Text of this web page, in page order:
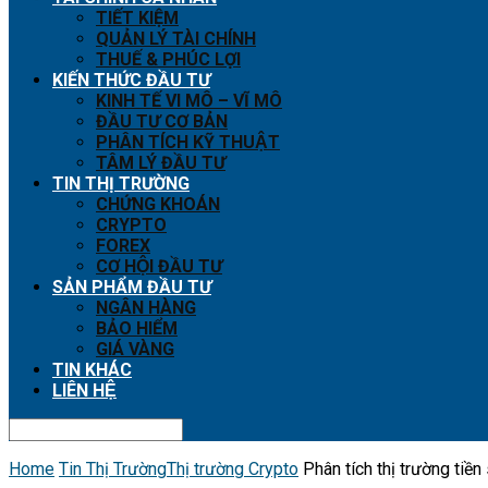
TIẾT KIỆM
QUẢN LÝ TÀI CHÍNH
THUẾ & PHÚC LỢI
KIẾN THỨC ĐẦU TƯ
KINH TẾ VI MÔ – VĨ MÔ
ĐẦU TƯ CƠ BẢN
PHÂN TÍCH KỸ THUẬT
TÂM LÝ ĐẦU TƯ
TIN THỊ TRƯỜNG
CHỨNG KHOÁN
CRYPTO
FOREX
CƠ HỘI ĐẦU TƯ
SẢN PHẨM ĐẦU TƯ
NGÂN HÀNG
BẢO HIỂM
GIÁ VÀNG
TIN KHÁC
LIÊN HỆ
Home Tin Thị TrườngThị trường Crypto Phân tích thị trường